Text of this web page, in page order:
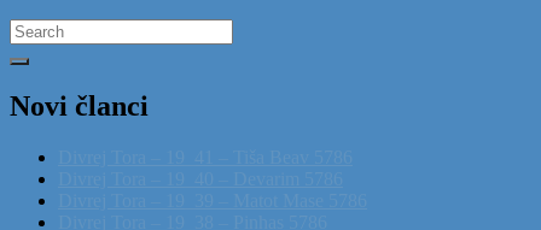
Search
for:
Novi članci